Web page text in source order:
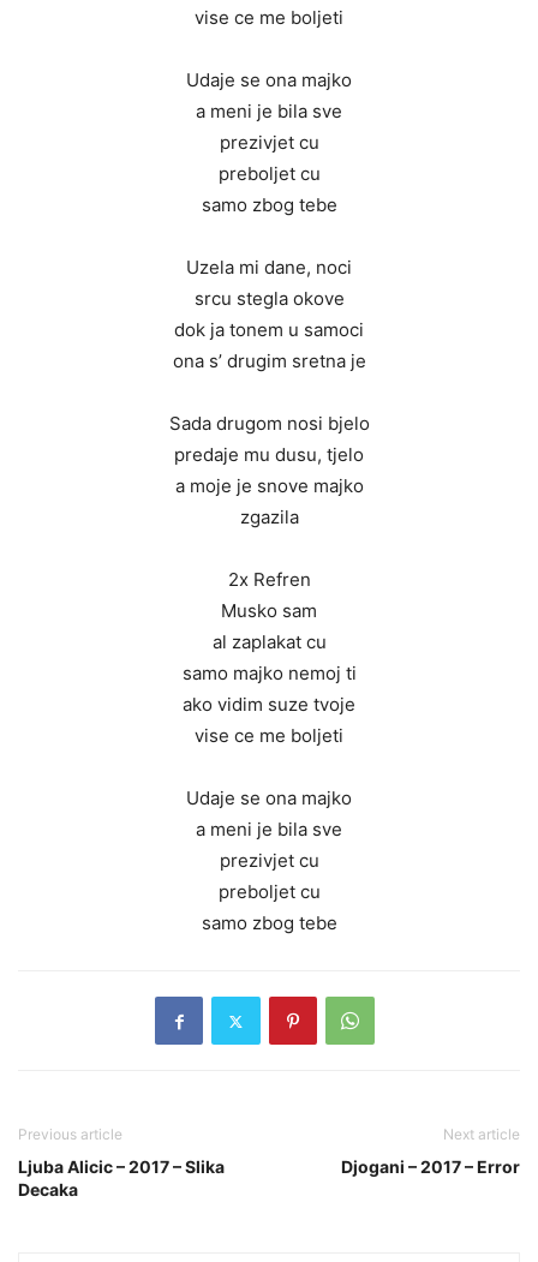
vise ce me boljeti
Udaje se ona majko
a meni je bila sve
prezivjet cu
preboljet cu
samo zbog tebe
Uzela mi dane, noci
srcu stegla okove
dok ja tonem u samoci
ona s’ drugim sretna je
Sada drugom nosi bjelo
predaje mu dusu, tjelo
a moje je snove majko
zgazila
2x Refren
Musko sam
al zaplakat cu
samo majko nemoj ti
ako vidim suze tvoje
vise ce me boljeti
Udaje se ona majko
a meni je bila sve
prezivjet cu
preboljet cu
samo zbog tebe
Previous article
Ljuba Alicic – 2017 – Slika
Decaka
Next article
Djogani – 2017 – Error